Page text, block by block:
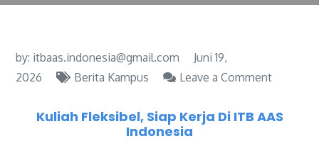
by: itbaas.indonesia@gmail.com
Juni 19,
2026
Berita Kampus Leave a Comment
Kuliah Fleksibel, Siap Kerja Di ITB AAS
Indonesia